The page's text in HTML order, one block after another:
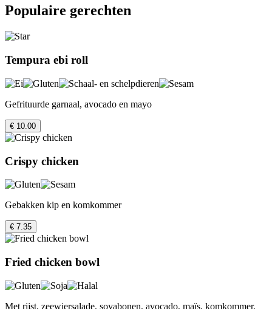
Populaire gerechten
Tempura ebi roll
Gefrituurde garnaal, avocado en mayo
€ 10.00
Crispy chicken
Gebakken kip en komkommer
€ 7.35
Fried chicken bowl
Met rijst, zeewiersalade, soyabonen, avocado, maïs, komkommer,